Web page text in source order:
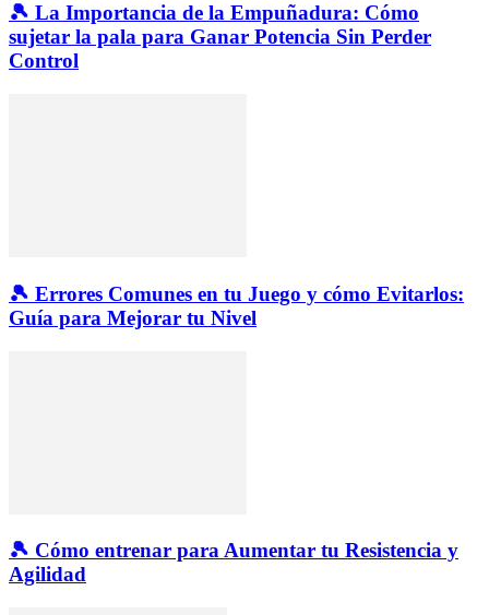
🎾 La Importancia de la Empuñadura: Cómo
sujetar la pala para Ganar Potencia Sin Perder
Control
🎾 Errores Comunes en tu Juego y cómo Evitarlos:
Guía para Mejorar tu Nivel
🎾 Cómo entrenar para Aumentar tu Resistencia y
Agilidad